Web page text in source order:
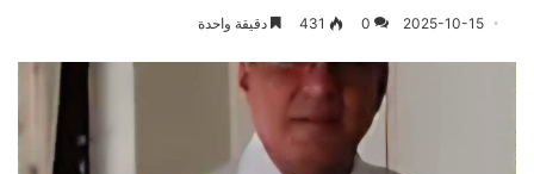
2025-10-15
0
431 دقيقة واحدة